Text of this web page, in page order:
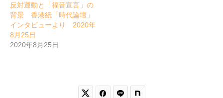
反対運動と「福音宣言」の
背景 香港紙「時代論壇」
インタビューより 2020年
8月25日
2020年8月25日
 